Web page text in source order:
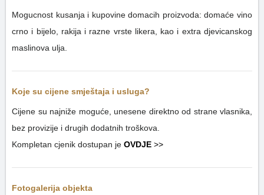
Mogucnost kusanja i kupovine domacih proizvoda: domaće vino
crno i bijelo, rakija i razne vrste likera, kao i extra djevicanskog
maslinova ulja.
Koje su cijene smještaja i usluga?
Cijene su najniže moguće, unesene direktno od strane vlasnika,
bez provizije i drugih dodatnih troškova.
Kompletan cjenik dostupan je OVDJE >>
Fotogalerija objekta